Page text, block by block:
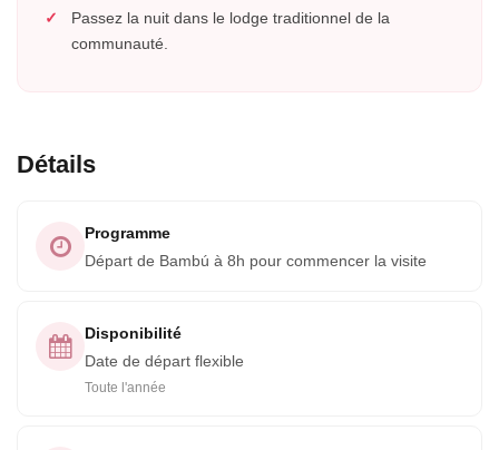
Passez la nuit dans le lodge traditionnel de la
communauté.
Détails
Programme
Départ de Bambú à 8h pour commencer la visite
Disponibilité
Date de départ flexible
Toute l'année